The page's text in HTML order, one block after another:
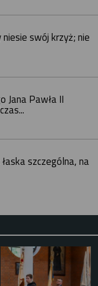
niesie swój krzyż; nie
Jana Pawła II
szczególna, na